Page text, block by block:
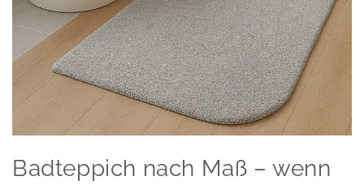
Badteppich nach Maß – wenn